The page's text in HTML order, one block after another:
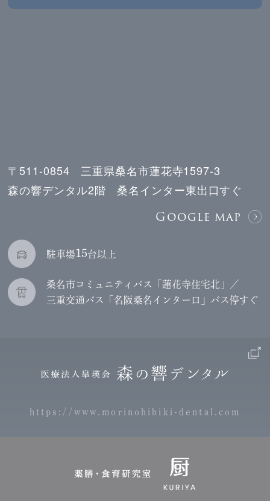
〒511-0854 三重県桑名市蓮花寺1597-3
森の響デンタル2階 桑名インター東出口すぐ
Google map
駐車場15台以上
桑名市コミュニティバス「蓮花寺住宅北」／
三重交通バス「名阪桑名インター口」バス停すぐ
https://www.morinohibiki-dental.com